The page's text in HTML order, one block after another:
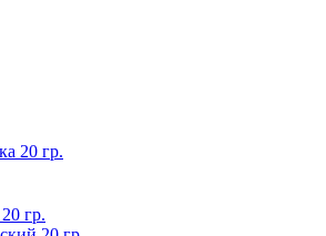
гр.